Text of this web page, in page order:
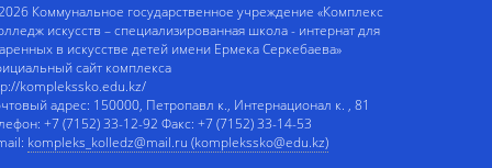
Коммунальное государственное учреждение «Комплекс
искусств – специализированная школа - интернат для
в искусстве детей имени Ермека Серкебаева»
сайт комплекса
komplekssko.edu.kz/
адрес: 150000, Петропавл к., Интернационал к. , 81
+7 (7152) 33-12-92 Факс: +7 (7152) 33-14-53
kompleks_kolledz@mail.ru (komplekssko@edu.kz)